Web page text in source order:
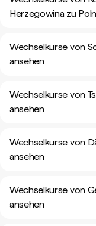
Herzegowina zu
Wechselkurse von
ansehen
Wechselkurse von
ansehen
Wechselkurse von
ansehen
Wechselkurse von
ansehen